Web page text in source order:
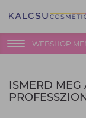
WEBSHOP
ISMERD MEG